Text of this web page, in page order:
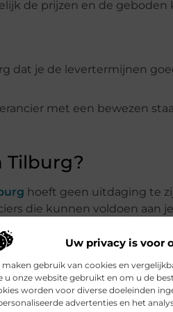
Uw privacy is voor
maken gebruik van cookies en
u onze website gebruikt en om u de
worden voor diverse doeleinden
advertenties en het
de prijzen en de geboden
dat je de levertermijnen
met een bewezen
Tilburg?
hoeft geen uitdaging te
die kunnen voldoen aan
te kiezen wat het beste
van de erkenning
en ze moeten
om sportprijzen te